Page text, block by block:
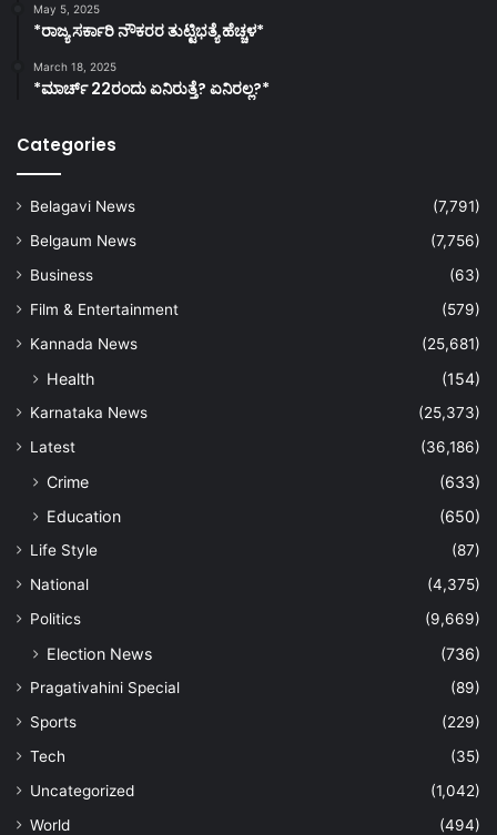
May 5, 2025
*ರಾಜ್ಯ ಸರ್ಕಾರಿ ನೌಕರರ ತುಟ್ಟಿಭತ್ಯೆ ಹೆಚ್ಚಳ*
March 18, 2025
*ಮಾರ್ಚ್ 22ರಂದು ಏನಿರುತ್ತೆ? ಏನಿರಲ್ಲ?*
Categories
Belagavi News
(7,791)
Belgaum News
(7,756)
Business
(63)
Film & Entertainment
(579)
Kannada News
(25,681)
Health (154)
Karnataka News
(25,373)
Latest
(36,186)
Crime
(633)
Education
(650)
Life Style
(87)
National
(4,375)
Politics
(9,669)
Election News (736)
Pragativahini Special
(89)
Sports
(229)
Tech
(35)
Uncategorized
(1,042)
World
(494)